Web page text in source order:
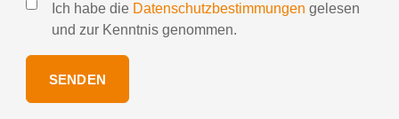
Ich habe die Datenschutzbestimmungen gelesen
und zur Kenntnis genommen.
SENDEN